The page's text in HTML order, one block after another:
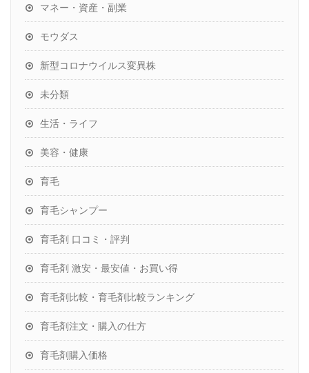
マネー・資産・副業
モウダス
新型コロナウイルス変異株
未分類
生活・ライフ
美容・健康
育毛
育毛シャンプー
育毛剤 口コミ・評判
育毛剤 激安・最安値・お買い得
育毛剤比較・育毛剤比較ランキング
育毛剤注文・購入の仕方
育毛剤購入価格